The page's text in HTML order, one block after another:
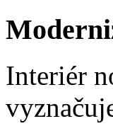
Interiér